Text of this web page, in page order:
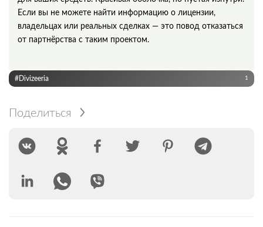
Если вы не можете найти информацию о лицензии,
владельцах или реальных сделках — это повод отказаться
от партнёрства с таким проектом.
#Divizeeria 1
Поделиться